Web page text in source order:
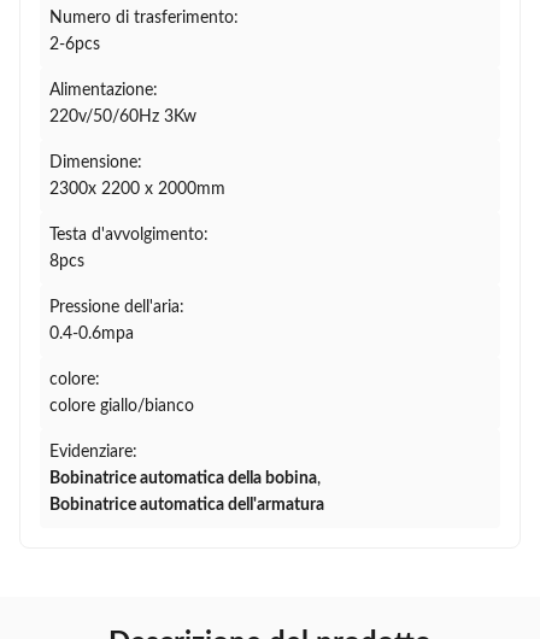
Numero di trasferimento:
2-6pcs
Alimentazione:
220v/50/60Hz 3Kw
Dimensione:
2300x 2200 x 2000mm
Testa d'avvolgimento:
8pcs
Pressione dell'aria:
0.4-0.6mpa
colore:
colore giallo/bianco
Evidenziare:
Bobinatrice automatica della bobina,
Bobinatrice automatica dell'armatura